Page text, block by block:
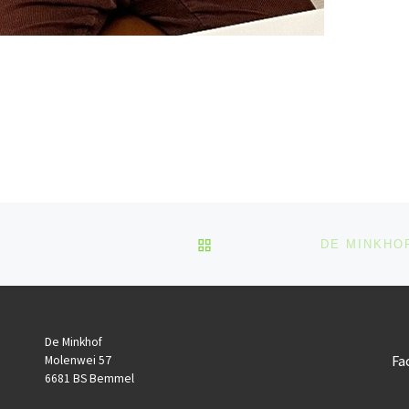
BACK TO POST LIST
De Minkhof
Molenwei 57
6681 BS Bemmel